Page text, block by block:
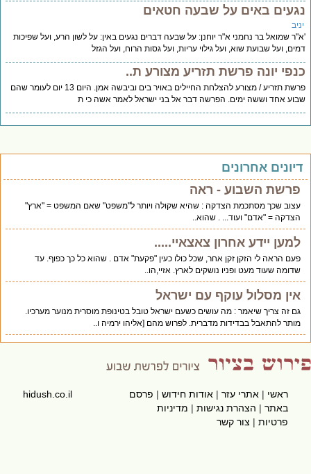
באים על שבעה חטאים
שמואל בר נחמני א"ר יוחנן: על שבעה דברים נגעים באין: על לשון הרע, ועל שפיכות
ועל שבועת שוא, ועל גילוי עריות, ועל גסות הרוח, ועל הגזל
יונה פרשת תזריע מצורע ת..
פרשת תזריע / מצורע להצלחת החיילים באויר בים וביבשה אמן. היום 13 יום לעומר שהם
אחד וששה ימים. הפרשה דבר אל בני ישראל לאמר אשה כי ת
אחרונים
פרשת השבוע - ראה
עצוב שכך מסתכמת הצדקה : שהיא שקולה ויותר ל"משפט" שאם המשפט = "ארץ"
הצדקה = "אדם" ועוד... . שהוא..
למען יידע אחרון צאצאיי.....
פעם הראה לי הזקן זקן אחר, שכל כולו כעין "פקעת" אדם . שהוא כל כך כפוף. עד
שדומה שעוד מעט ופניו נושקים לארץ. אזיי,הו..
אין מסלול עוקף עם ישראל
גם זה צריך שיאמר : מה עושים כשעם ישראל טובל בטינופת מוסרית מנוער מערכיו.
מותר להתאבל בבדידות מדברית. לפרוש מהם [אליהו ירמיה ו..
ראשי|אתרי עזר|אודות חידוש|פרסם
באתר|הצהרת נגישות|מדיניות
פרטיות|צור קשר
hidush.co.il